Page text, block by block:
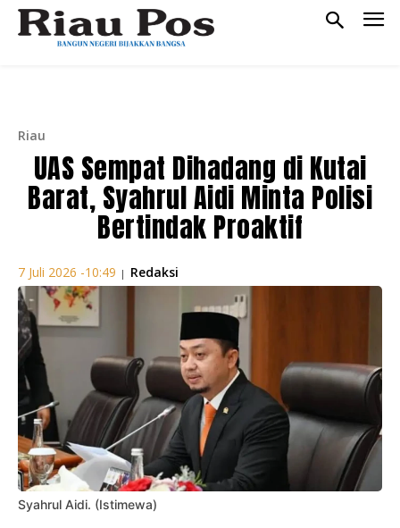
Riau
UAS Sempat Dihadang di Kutai
Barat, Syahrul Aidi Minta Polisi
Bertindak Proaktif
7 Juli 2026 -10:49 | Redaksi
Syahrul Aidi. (Istimewa)